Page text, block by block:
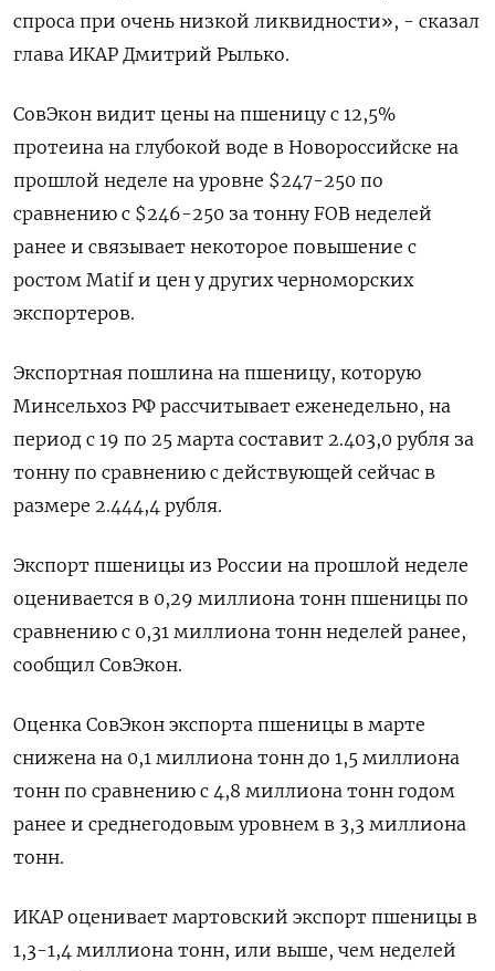
спроса при очень низкой ликвидности», - сказал
глава ИКАР Дмитрий Рылько.
СовЭкон видит цены на пшеницу с 12,5%
протеина на глубокой воде в Новороссийске на
прошлой неделе на уровне $247-250 по
сравнению с $246-250 за тонну FOB неделей
ранее и связывает некоторое повышение с
ростом Matif и цен у других черноморских
экспортеров.
Экспортная пошлина на пшеницу, которую
Минсельхоз РФ рассчитывает еженедельно, на
период с 19 по 25 марта составит 2.403,0 рубля за
тонну по сравнению с действующей сейчас в
размере 2.444,4 рубля.
Экспорт пшеницы из России на прошлой неделе
оценивается в 0,29 миллиона тонн пшеницы по
сравнению с 0,31 миллиона тонн неделей ранее,
сообщил СовЭкон.
Оценка СовЭкон экспорта пшеницы в марте
снижена на 0,1 миллиона тонн до 1,5 миллиона
тонн по сравнению с 4,8 миллиона тонн годом
ранее и среднегодовым уровнем в 3,3 миллиона
тонн.
ИКАР оценивает мартовский экспорт пшеницы в
1,3-1,4 миллиона тонн, или выше, чем неделей